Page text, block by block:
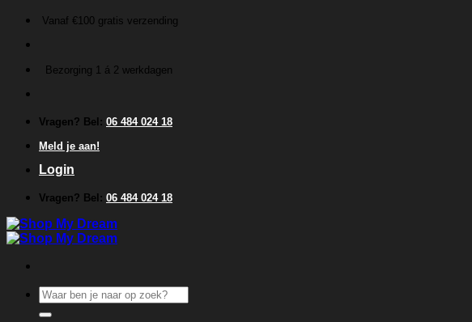
inhoud
Vanaf €100 gratis verzending
Bezorging 1 á 2 werkdagen
Vragen? Bel: 06 484 024 18
Meld je aan!
Login
Vragen? Bel: 06 484 024 18
Zoeken
naar: